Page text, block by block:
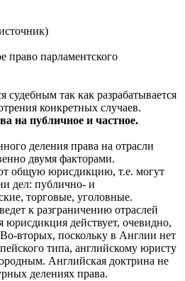
право парламентского
судебным так как разрабатывается
конкретных случаев.
на публичное и частное.
деления права на отрасли
двумя факторами.
общую юрисдикцию, т.е. могут
дел: публично- и
торговые, уголовные.
к разграничению отраслей
действует, очевидно,
вторых, поскольку в Англии нет
типа, английскому юристу
Английская доктрина не
делениях права.